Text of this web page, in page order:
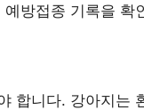
방접종 기록을 확
합니다. 강아지는